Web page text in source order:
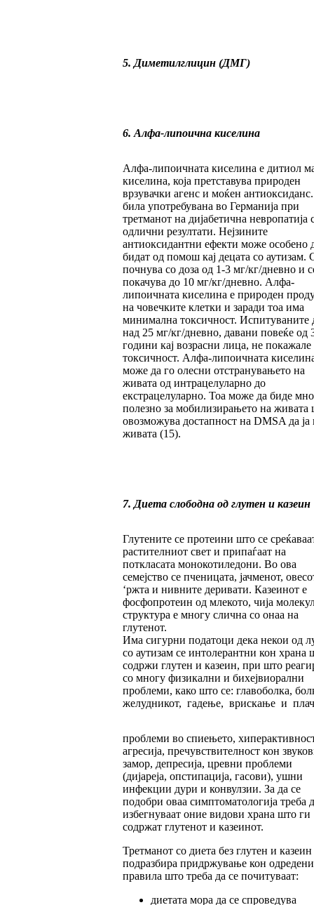
5. Диметилглицин (ДМГ)
6. Алфа-липоична киселина
Алфа-липоичната киселина е дитиол
киселина, која претставува природен
врзувачки агенс и моќен
била употребувана во Германија при
третманот на дијабетична невропатија
одлични резултати. Нејзините
антиоксидантни ефекти може особено
бидат од помош кај децата со аутизам.
почнува со доза од 1-3 мг/кг/дневно и
покачува до 10 мг/кг/дневно. Алфа-
липоичната киселина е природен
на човечките клетки и заради тоа има
минимална токсичност. Испитуваните
над 25 мг/кг/дневно, давани повеќе од
години кај возрасни лица, не покажале
токсичност. Алфа-липоичната
може да го олесни отстранувањето на
живата од интрацелуларно до
екстрацелуларно. Тоа може да биде
полезно за мобилизирањето на живата
овозможува достапност на DMSA да ја
живата (15).
7. Диета слободна од глутен и казеин
Глутените се протеини што се
растителниот свет и припаѓаат на
поткласата монокотиледони. Во ова
семејство се пченицата, јачменот,
‘ржта и нивните деривати. Казеинот е
фосфопротеин од млекото, чија
структура е многу слична со онаа на
глутенот.
Има сигурни податоци дека некои од
со аутизам се интолерантни кон храна
содржи глутен и казеин, при што
со многу физикални и бихејвиорални
проблеми, како што се: главоболка,
желудникот, гадење, врискање и
проблеми во спиењето,
агресија, пречувствителност кон
замор, депресија, цревни проблеми
(дијареја, опстипација, гасови), ушни
инфекции дури и конвулзии. За да се
подобри оваа симптоматологија треба
избегнуваат оние видови храна што ги
содржат глутенот и казеинот.
Третманот со диета без глутен и казеин
подразбира придржување кон одредени
правила што треба да се почитуваат:
диетата мора да се спроведува